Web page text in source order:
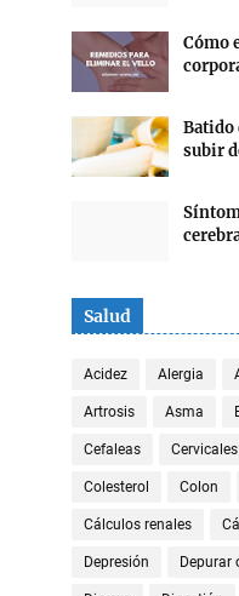
Cómo
Batido
subir
Salud
Acidez Alergia
Artrosis Asma
Cefaleas Cervicales
Colesterol Colon
Cálculos renales
Depresión Depurar